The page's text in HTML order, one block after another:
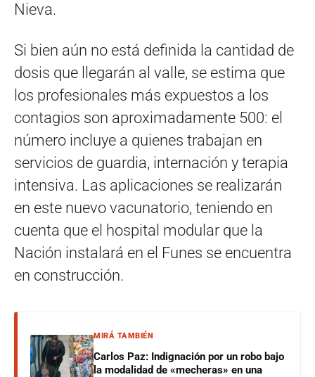
Nieva.
Si bien aún no está definida la cantidad de
dosis que llegarán al valle, se estima que
los profesionales más expuestos a los
contagios son aproximadamente 500: el
número incluye a quienes trabajan en
servicios de guardia, internación y terapia
intensiva. Las aplicaciones se realizarán
en este nuevo vacunatorio, teniendo en
cuenta que el hospital modular que la
Nación instalará en el Funes se encuentra
en construcción.
MIRÁ TAMBIÉN
Carlos Paz: Indignación por un robo bajo
la modalidad de «mecheras» en una